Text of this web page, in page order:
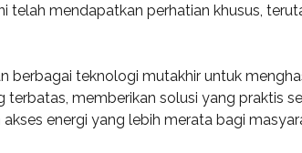
mendapatkan perhatian khusus,
berbagai teknologi mutakhir untuk
memberikan solusi yang praktis
energi yang lebih merata bagi